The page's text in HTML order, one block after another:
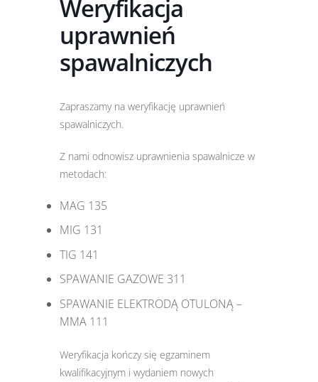
Weryfikacja
uprawnień
spawalniczych
Zapraszamy na weryfikację uprawnień
spawalniczych.
Z nami odnowisz uprawnienia spawalnicze w
metodach:
MAG 135
MIG 131
TIG 141
SPAWANIE GAZOWE 311
SPAWANIE ELEKTRODĄ OTULONĄ –
MMA 111
Weryfikacja kończy się egzaminem
kwalifikacyjnym i wydaniem nowych